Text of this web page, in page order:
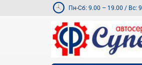
Пн-Сб: 9.00 – 19.00 / Вс: